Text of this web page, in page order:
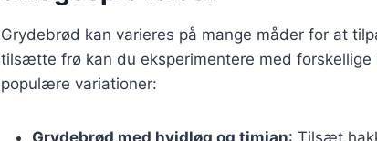
Grydebrød kan varieres på mange måder for at
tilsætte frø kan du eksperimentere med forskellige
populære variationer:
Grydebrød med hvidløg og timian: Tilsæt